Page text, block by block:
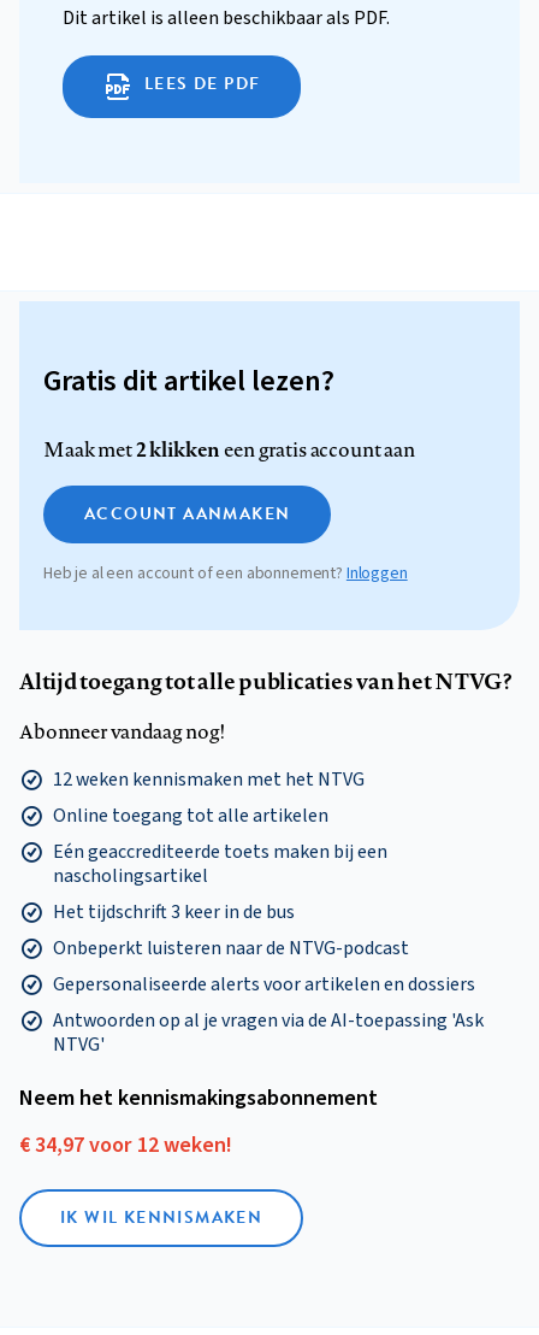
Dit artikel is alleen beschikbaar als PDF.
LEES DE PDF
Gratis dit artikel lezen?
Maak met2 klikkeneen gratis account aan
ACCOUNT AANMAKEN
Heb je al een account of een abonnement? Inloggen
Altijd toegang tot alle publicaties van het NTVG?
Abonneer vandaag nog!
12 weken kennismaken met het NTVG
Online toegang tot alle artikelen
Eén geaccrediteerde toets maken bij een
nascholingsartikel
Het tijdschrift 3 keer in de bus
Onbeperkt luisteren naar de NTVG-podcast
Gepersonaliseerde alerts voor artikelen en dossiers
Antwoorden op al je vragen via de AI-toepassing 'Ask
NTVG'
Neem het kennismakings­abonnement
€ 34,97 voor 12 weken!
IK WIL KENNISMAKEN